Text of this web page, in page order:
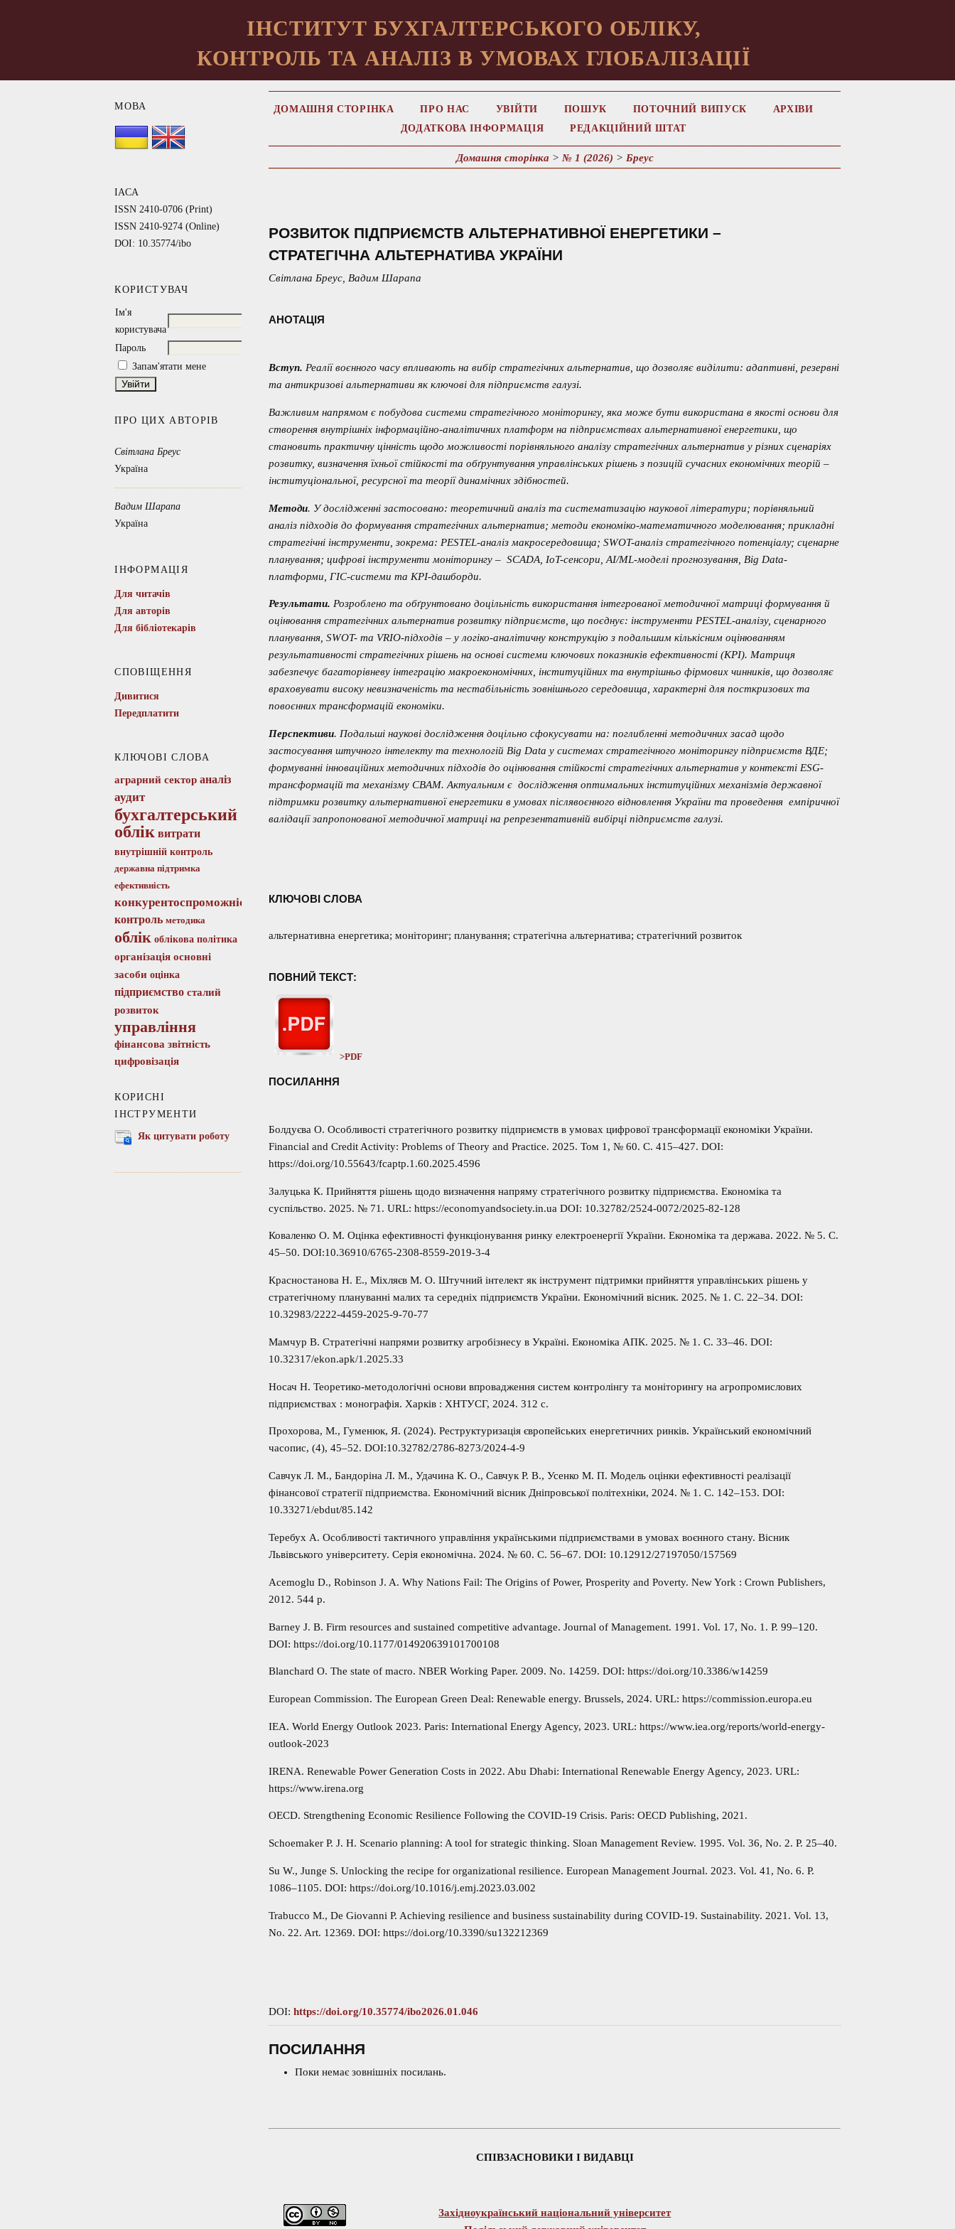
ІНСТИТУТ БУХГАЛТЕРСЬКОГО ОБЛІКУ,
КОНТРОЛЬ ТА АНАЛІЗ В УМОВАХ ГЛОБАЛІЗАЦІЇ
МОВА
IACA
ISSN 2410-0706 (Print)
ISSN 2410-9274 (Online)
DOI: 10.35774/ibo
КОРИСТУВАЧ
Ім'я
користувача
Пароль
Запам'ятати мене
ПРО ЦИХ АВТОРІВ
Світлана Бреус
Україна
Вадим Шарапа
Україна
ІНФОРМАЦІЯ
Для читачів
Для авторів
Для бібліотекарів
СПОВІЩЕННЯ
Дивитися
Передплатити
КЛЮЧОВІ СЛОВА
аграрний сектор аналіз
аудит
бухгалтерський
облік витрати
внутрішній контроль
державна підтримка
ефективність
конкурентоспроможність
контроль методика
облік облікова політика
організація основні
засоби оцінка
підприємство сталий
розвиток
управління
фінансова звітність
цифровізація
КОРИСНІ
ІНСТРУМЕНТИ
Як цитувати роботу
ДОМАШНЯ СТОРІНКА ПРО НАС УВІЙТИ ПОШУК ПОТОЧНИЙ ВИПУСК
АРХІВИ
ДОДАТКОВА ІНФОРМАЦІЯ
РЕДАКЦІЙНИЙ ШТАТ
Домашня сторінка > № 1 (2026) > Бреус
РОЗВИТОК ПІДПРИЄМСТВ АЛЬТЕРНАТИВНОЇ ЕНЕРГЕТИКИ –
СТРАТЕГІЧНА АЛЬТЕРНАТИВА УКРАЇНИ
Світлана Бреус, Вадим Шарапа
АНОТАЦІЯ
Вступ. Реалії воєнного часу впливають на вибір стратегічних альтернатив, що дозволяє виділити: адаптивні, резервні
та антикризові альтернативи як ключові для підприємств галузі.
Важливим напрямом є побудова системи стратегічного моніторингу, яка може бути використана в якості основи для
створення внутрішніх інформаційно-аналітичних платформ на підприємствах альтернативної енергетики, що
становить практичну цінність щодо можливості порівняльного аналізу стратегічних альтернатив у різних сценаріях
розвитку, визначення їхньої стійкості та обґрунтування управлінських рішень з позицій сучасних економічних теорій –
інституціональної, ресурсної та теорії динамічних здібностей.
Методи. У дослідженні застосовано: теоретичний аналіз та систематизацію наукової літератури; порівняльний
аналіз підходів до формування стратегічних альтернатив; методи економіко-математичного моделювання; прикладні
стратегічні інструменти, зокрема: PESTEL-аналіз макросередовища; SWOT-аналіз стратегічного потенціалу; сценарне
планування; цифрові інструменти моніторингу – SCADA, IoT-сенсори, AI/ML-моделі прогнозування, Big Data-
платформи, ГІС-системи та KPI-дашборди.
Результати.Розроблено та обґрунтовано доцільність використання інтегрованої методичної матриці формування й
оцінювання стратегічних альтернатив розвитку підприємств, що поєднує: інструменти PESTEL-аналізу, сценарного
планування, SWOT- та VRIO-підходів – у логіко-аналітичну конструкцію з подальшим кількісним оцінюванням
результативності стратегічних рішень на основі системи ключових показників ефективності (KPI). Матриця
забезпечує багаторівневу інтеграцію макроекономічних, інституційних та внутрішньо фірмових чинників, що дозволяє
враховувати високу невизначеність та нестабільність зовнішнього середовища, характерні для посткризових та
повоєнних трансформацій економіки.
Перспективи. Подальші наукові дослідження доцільно сфокусувати на: поглибленні методичних засад щодо
застосування штучного інтелекту та технологій Big Data у системах стратегічного моніторингу підприємств ВДЕ;
формуванні інноваційних методичних підходів до оцінювання стійкості стратегічних альтернатив у контексті ESG-
трансформацій та механізму CBAM. Актуальним є дослідження оптимальних інституційних механізмів державної
підтримки розвитку альтернативної енергетики в умовах післявоєнного відновлення України та проведення емпіричної
валідації запропонованої методичної матриці на репрезентативній вибірці підприємств галузі.
КЛЮЧОВІ СЛОВА
альтернативна енергетика; моніторинг; планування; стратегічна альтернатива; стратегічний розвиток
ПОВНИЙ ТЕКСТ:
>PDF
ПОСИЛАННЯ
Болдуєва О. Особливості стратегічного розвитку підприємств в умовах цифрової трансформації економіки України.
Financial and Credit Activity: Problems of Theory and Practice. 2025. Том 1, № 60. С. 415–427. DOI:
https://doi.org/10.55643/fcaptp.1.60.2025.4596
Залуцька К. Прийняття рішень щодо визначення напряму стратегічного розвитку підприємства. Економіка та
суспільство. 2025. № 71. URL: https://economyandsociety.in.ua DOI: 10.32782/2524-0072/2025-82-128
Коваленко О. М. Оцінка ефективності функціонування ринку електроенергії України. Економіка та держава. 2022. № 5. С.
45–50. DOI:10.36910/6765-2308-8559-2019-3-4
Красностанова Н. Е., Міхляєв М. О. Штучний інтелект як інструмент підтримки прийняття управлінських рішень у
стратегічному плануванні малих та середніх підприємств України. Економічний вісник. 2025. № 1. С. 22–34. DOI:
10.32983/2222-4459-2025-9-70-77
Мамчур В. Стратегічні напрями розвитку агробізнесу в Україні. Економіка АПК. 2025. № 1. С. 33–46. DOI:
10.32317/ekon.apk/1.2025.33
Носач Н. Теоретико-методологічні основи впровадження систем контролінгу та моніторингу на агропромислових
підприємствах : монографія. Харків : ХНТУСГ, 2024. 312 с.
Прохорова, М., Гуменюк, Я. (2024). Реструктуризація європейських енергетичних ринків. Український економічний
часопис, (4), 45–52. DOI:10.32782/2786-8273/2024-4-9
Савчук Л. М., Бандоріна Л. М., Удачина К. О., Савчук Р. В., Усенко М. П. Модель оцінки ефективності реалізації
фінансової стратегії підприємства. Економічний вісник Дніпровської політехніки, 2024. № 1. С. 142–153. DOI:
10.33271/ebdut/85.142
Теребух А. Особливості тактичного управління українськими підприємствами в умовах воєнного стану. Вісник
Львівського університету. Серія економічна. 2024. № 60. С. 56–67. DOI: 10.12912/27197050/157569
Acemoglu D., Robinson J. A. Why Nations Fail: The Origins of Power, Prosperity and Poverty. New York : Crown Publishers,
2012. 544 p.
Barney J. B. Firm resources and sustained competitive advantage. Journal of Management. 1991. Vol. 17, No. 1. P. 99–120.
DOI: https://doi.org/10.1177/014920639101700108
Blanchard O. The state of macro. NBER Working Paper. 2009. No. 14259. DOI: https://doi.org/10.3386/w14259
European Commission. The European Green Deal: Renewable energy. Brussels, 2024. URL: https://commission.europa.eu
IEA. World Energy Outlook 2023. Paris: International Energy Agency, 2023. URL: https://www.iea.org/reports/world-energy-
outlook-2023
IRENA. Renewable Power Generation Costs in 2022. Abu Dhabi: International Renewable Energy Agency, 2023. URL:
https://www.irena.org
OECD. Strengthening Economic Resilience Following the COVID-19 Crisis. Paris: OECD Publishing, 2021.
Schoemaker P. J. H. Scenario planning: A tool for strategic thinking. Sloan Management Review. 1995. Vol. 36, No. 2. P. 25–40.
Su W., Junge S. Unlocking the recipe for organizational resilience. European Management Journal. 2023. Vol. 41, No. 6. P.
1086–1105. DOI: https://doi.org/10.1016/j.emj.2023.03.002
Trabucco M., De Giovanni P. Achieving resilience and business sustainability during COVID-19. Sustainability. 2021. Vol. 13,
No. 22. Art. 12369. DOI: https://doi.org/10.3390/su132212369
DOI:https://doi.org/10.35774/ibo2026.01.046
ПОСИЛАННЯ
Поки немає зовнішніх посилань.
СПІВЗАСНОВИКИ І ВИДАВЦІ
Західноукраїнський національний університет